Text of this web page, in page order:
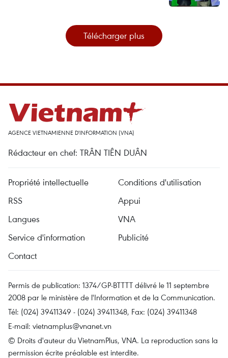
Télécharger plus
AGENCE VIETNAMIENNE D'INFORMATION (VNA)
Rédacteur en chef: TRÂN TIÊN DUÂN
Propriété intellectuelle
Conditions d'utilisation
RSS
Appui
Langues
VNA
Service d'information
Publicité
Contact
Permis de publication: 1374/GP-BTTTT délivré le 11 septembre
2008 par le ministère de l'Information et de la Communication.
Tél: (024) 39411349 - (024) 39411348, Fax: (024) 39411348
E-mail: vietnamplus@vnanet.vn
© Droits d'auteur du VietnamPlus, VNA. La reproduction sans la
permission écrite préalable est interdite.